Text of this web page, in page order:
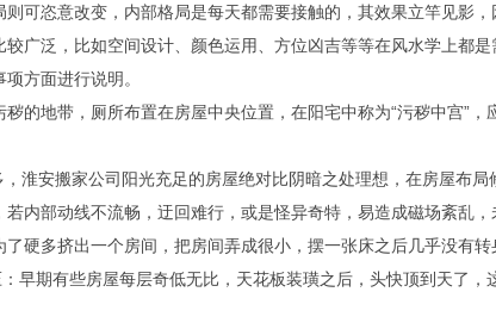
可恣意改变，内部格局是每天都需要接触的，其效果立竿见影
广泛，比如空间设计、颜色运用、方位凶吉等等在风水学上都是
方面进行说明。
的地带，厕所布置在房屋中央位置，在阳宅中称为“污秽中宫”，
淮安搬家公司阳光充足的房屋绝对比阴暗之处理想，在房屋布局
内部动线不流畅，迂回难行，或是怪异奇特，易造成磁场紊乱，
硬多挤出一个房间，把房间弄成很小，摆一张床之后几乎没有转
早期有些房屋每层奇低无比，天花板装璜之后，头快顶到天了，